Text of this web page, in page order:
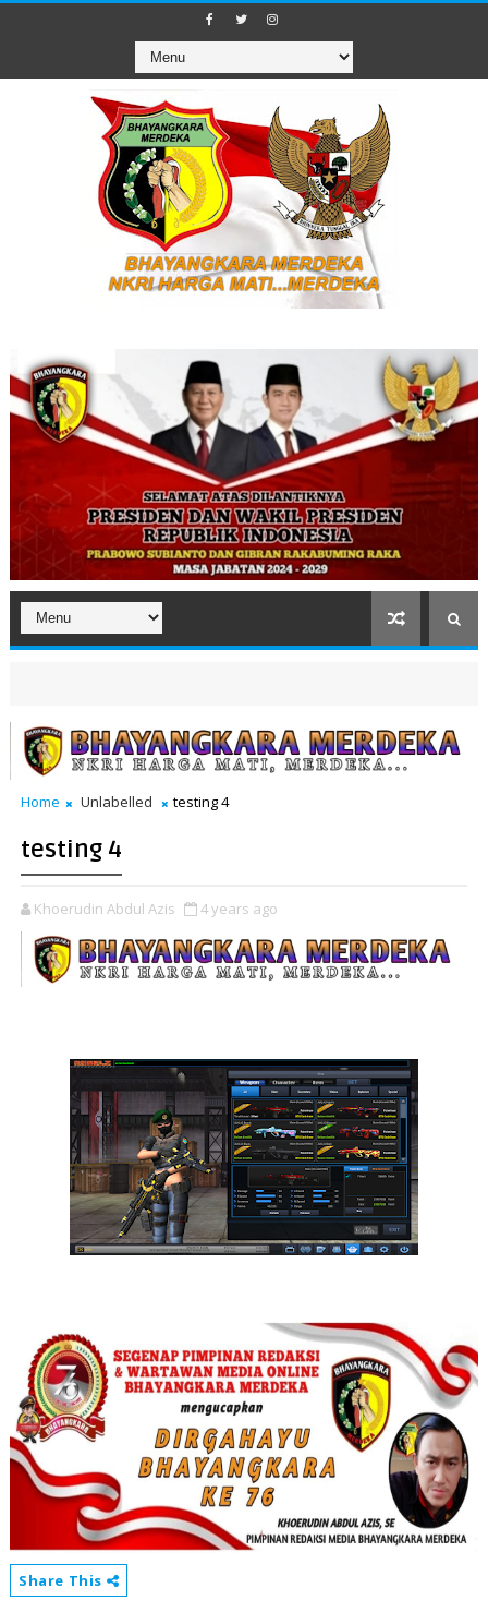
Home Unlabelled testing 4
testing 4
Khoerudin Abdul Azis 4 years ago
Share This